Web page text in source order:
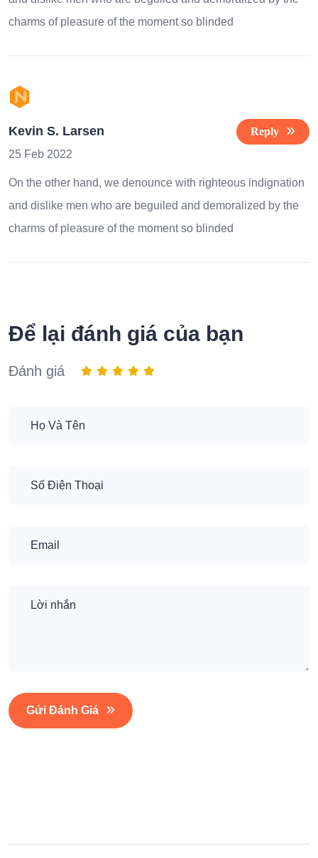
charms of pleasure of the moment so blinded
Kevin S. Larsen
Reply
25 Feb 2022
On the other hand, we denounce with righteous indignation
and dislike men who are beguiled and demoralized by the
charms of pleasure of the moment so blinded
Để lại đánh giá của bạn
Đánh giá
Gửi Đánh Giá